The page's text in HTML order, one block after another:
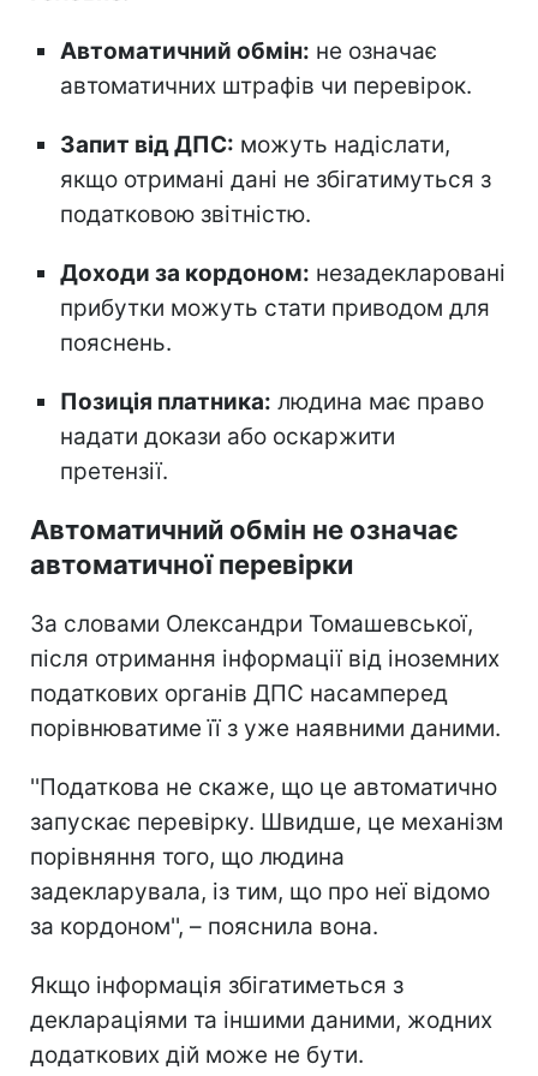
Автоматичний обмін: не означає
автоматичних штрафів чи перевірок.
Запит від ДПС: можуть надіслати,
якщо отримані дані не збігатимуться з
податковою звітністю.
Доходи за кордоном: незадекларовані
прибутки можуть стати приводом для
пояснень.
Позиція платника: людина має право
надати докази або оскаржити
претензії.
Автоматичний обмін не означає
автоматичної перевірки
За словами Олександри Томашевської,
після отримання інформації від іноземних
податкових органів ДПС насамперед
порівнюватиме її з уже наявними даними.
''Податкова не скаже, що це автоматично
запускає перевірку. Швидше, це механізм
порівняння того, що людина
задекларувала, із тим, що про неї відомо
за кордоном'', – пояснила вона.
Якщо інформація збігатиметься з
деклараціями та іншими даними, жодних
додаткових дій може не бути.